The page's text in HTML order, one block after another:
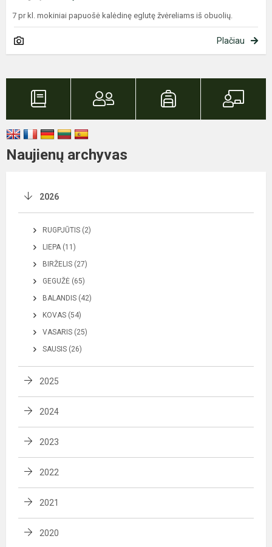
7 pr kl. mokiniai papuošė kalėdinę eglutę žvėreliams iš obuolių.
Plačiau
Naujienų archyvas
2026
RUGPJŪTIS (2)
LIEPA (11)
BIRŽELIS (27)
GEGUŽĖ (65)
BALANDIS (42)
KOVAS (54)
VASARIS (25)
SAUSIS (26)
2025
2024
2023
2022
2021
2020